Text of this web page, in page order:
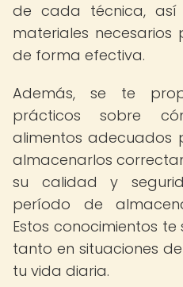
de cada técnica,
materiales
de forma efectiva.
Además, se te
prácticos sobre
alimentos adecuados
almacenarlos
su calidad y
período de
Estos conocimientos
tanto en situaciones
tu vida diaria.